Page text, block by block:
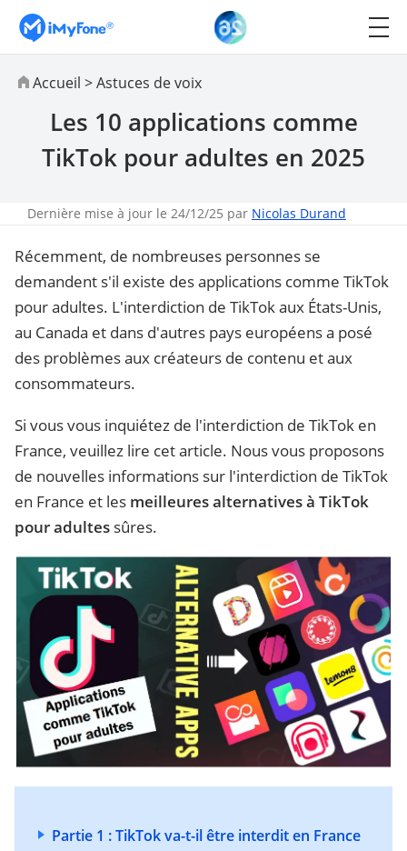
Accueil >Astuces de voix
Les 10 applications comme
TikTok pour adultes en 2025
Dernière mise à jour le 24/12/25 par Nicolas Durand
Récemment, de nombreuses personnes se
demandent s'il existe des applications comme TikTok
pour adultes. L'interdiction de TikTok aux États-Unis,
au Canada et dans d'autres pays européens a posé
des problèmes aux créateurs de contenu et aux
consommateurs.
Si vous vous inquiétez de l'interdiction de TikTok en
France, veuillez lire cet article. Nous vous proposons
de nouvelles informations sur l'interdiction de TikTok
en France et les meilleures alternatives à TikTok
pour adultes sûres.
Partie 1 : TikTok va-t-il être interdit en France